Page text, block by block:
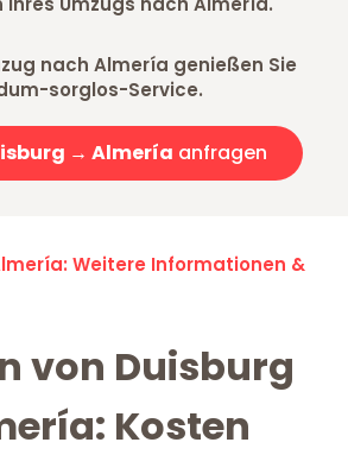
nach Almería genießen Sie
sorglos-Service.
→ Almería anfragen
Weitere Informationen &
von Duisburg
Kosten